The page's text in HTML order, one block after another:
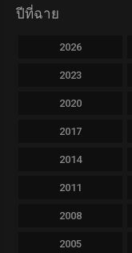
ปีที่ฉาย
2026
2023
2020
2017
2014
2011
2008
2005